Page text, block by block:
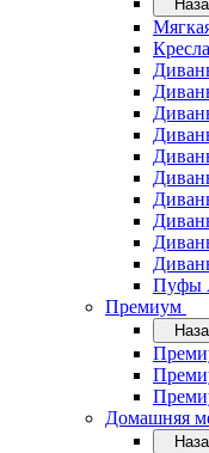
Пуфы
Премиум
Домашняя